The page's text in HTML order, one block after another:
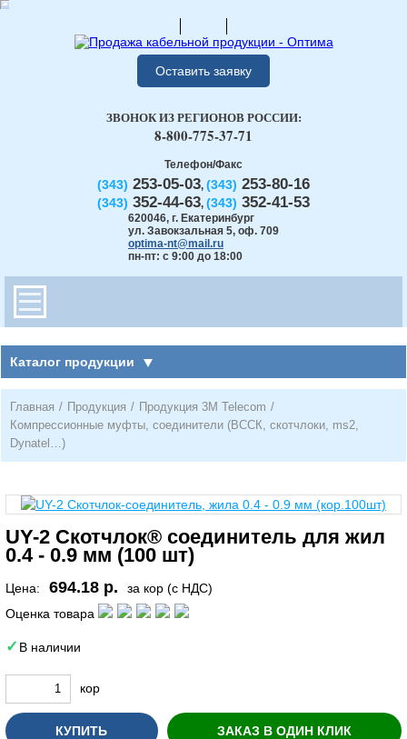
Оставить заявку
Телефон/Факс
(343) 253-05-03, (343) 253-80-16
(343) 352-44-63, (343) 352-41-53
620046, г. Екатеринбург
ул. Завокзальная 5, оф. 709
optima-nt@mail.ru
пн-пт: с 9:00 до 18:00
ЗВОНОК ИЗ РЕГИОНОВ РОССИИ:
8-800-775-37-71
Каталог продукции
Главная / Продукция / Продукция 3М Telecom /
Компрессионные муфты, соединители (ВССК, скотчлоки, ms2,
Dynatel…)
UY-2 Скотчлок® соединитель для жил
0.4 - 0.9 мм (100 шт)
Цена: 694.18 р.
за кор (с НДС)
Оценка товара
В наличии
кор
КУПИТЬ ЗАКАЗ В ОДИН КЛИК